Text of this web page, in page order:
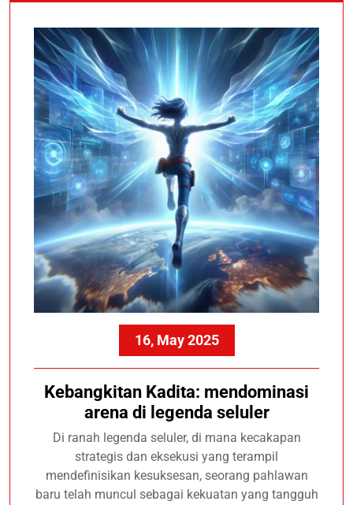
16, May 2025
Kebangkitan Kadita: mendominasi
arena di legenda seluler
Di ranah legenda seluler, di mana kecakapan
strategis dan eksekusi yang terampil
mendefinisikan kesuksesan, seorang pahlawan
baru telah muncul sebagai kekuatan yang tangguh